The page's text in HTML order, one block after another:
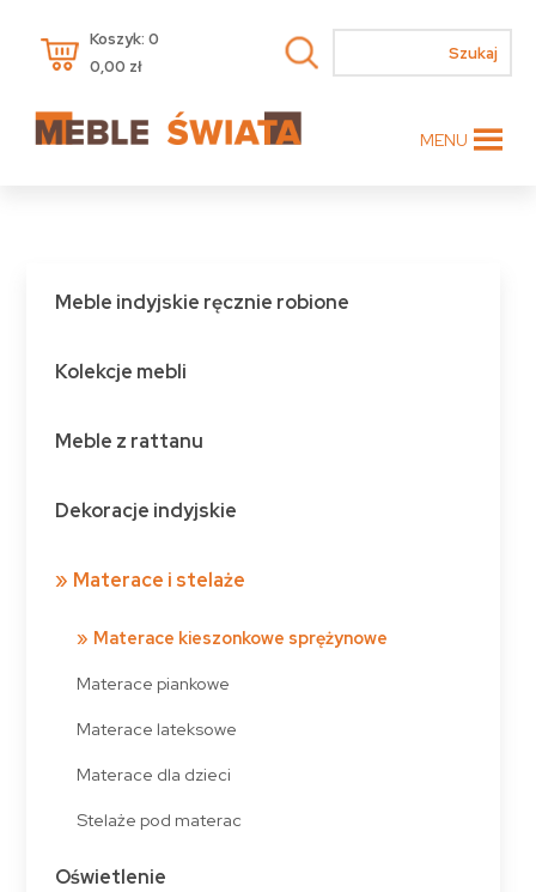
Koszyk: 0
0,00 zł
MENU
Meble indyjskie ręcznie robione
Kolekcje mebli
Meble z rattanu
Dekoracje indyjskie
Materace i stelaże
Materace kieszonkowe sprężynowe
Materace piankowe
Materace lateksowe
Materace dla dzieci
Stelaże pod materac
Oświetlenie